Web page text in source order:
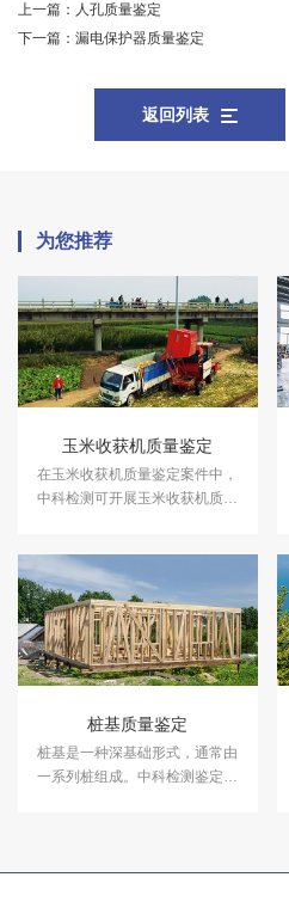
上一篇： 人孔质量鉴定
下一篇： 漏电保护器质量鉴定
返回列表
为您推荐
玉米收获机质量鉴定
在玉米收获机质量鉴定案件中，
中科检测可开展玉米收获机质量
桩基质量鉴定
​桩基是一种深基础形式，通常由
一系列桩组成。中科检测鉴定所
鉴定。